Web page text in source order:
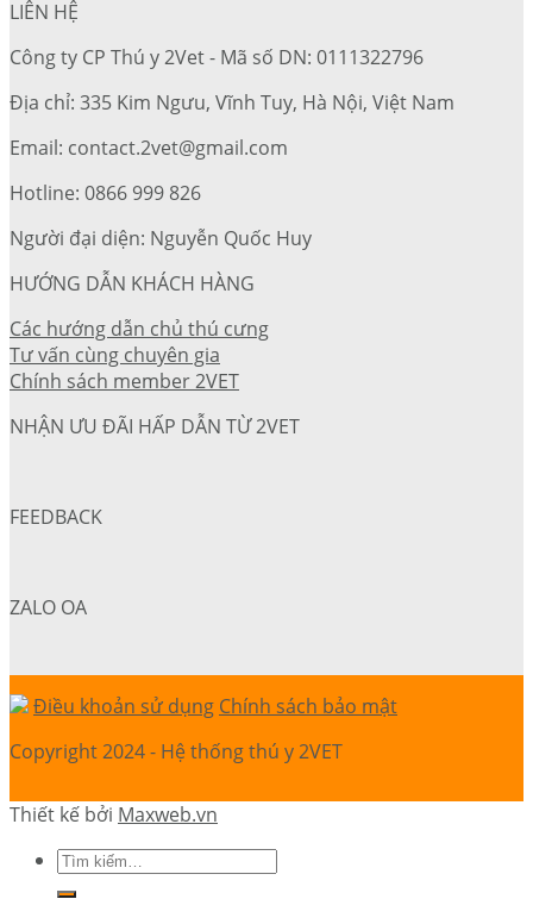
LIÊN HỆ
Công ty CP Thú y 2Vet - Mã số DN: 0111322796
Địa chỉ: 335 Kim Ngưu, Vĩnh Tuy, Hà Nội, Việt Nam
Email: contact.2vet@gmail.com
Hotline: 0866 999 826
Người đại diện: Nguyễn Quốc Huy
HƯỚNG DẪN KHÁCH HÀNG
Các hướng dẫn chủ thú cưng
Tư vấn cùng chuyên gia
Chính sách member 2VET
NHẬN ƯU ĐÃI HẤP DẪN TỪ 2VET
FEEDBACK
ZALO OA
Điều khoản sử dụng Chính sách bảo mật
Copyright 2024 - Hệ thống thú y 2VET
Thiết kế bởi Maxweb.vn